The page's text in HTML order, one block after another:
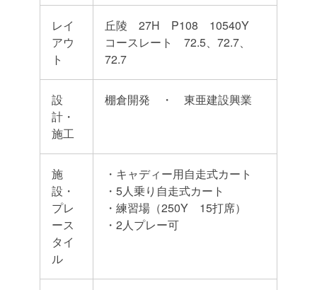
レイ
アウ
ト
丘陵 27H P108 10540Y
コースレート 72.5、72.7、
72.7
設
計・
施工
棚倉開発 ・ 東亜建設興業
施
設・
プレ
ース
タイ
ル
・キャディー用自走式カート
・5人乗り自走式カート
・練習場（250Y 15打席）
・2人プレー可